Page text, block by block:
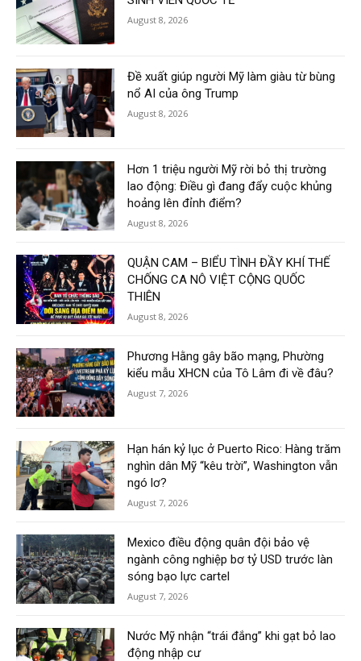
August 8, 2026
Đề xuất giúp người Mỹ làm giàu từ bùng
nổ AI của ông Trump
August 8, 2026
Hơn 1 triệu người Mỹ rời bỏ thị trường
lao động: Điều gì đang đẩy cuộc khủng
hoảng lên đỉnh điểm?
August 8, 2026
QUẬN CAM – BIỂU TÌNH ĐẦY KHÍ THẾ
CHỐNG CA NÔ VIỆT CỘNG QUỐC
THIÊN
August 8, 2026
Phương Hằng gây bão mạng, Phường
kiểu mẫu XHCN của Tô Lâm đi về đâu?
August 7, 2026
Hạn hán kỷ lục ở Puerto Rico: Hàng trăm
nghìn dân Mỹ “kêu trời”, Washington vẫn
ngó lơ?
August 7, 2026
Mexico điều động quân đội bảo vệ
ngành công nghiệp bơ tỷ USD trước làn
sóng bạo lực cartel
August 7, 2026
Nước Mỹ nhận “trái đắng” khi gạt bỏ lao
động nhập cư